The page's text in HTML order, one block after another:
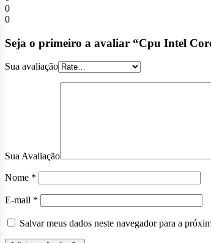
0
0
Seja o primeiro a avaliar “Cpu Intel
Sua avaliação
Sua Avaliação
Nome *
E-mail *
Salvar meus dados neste navegador para a